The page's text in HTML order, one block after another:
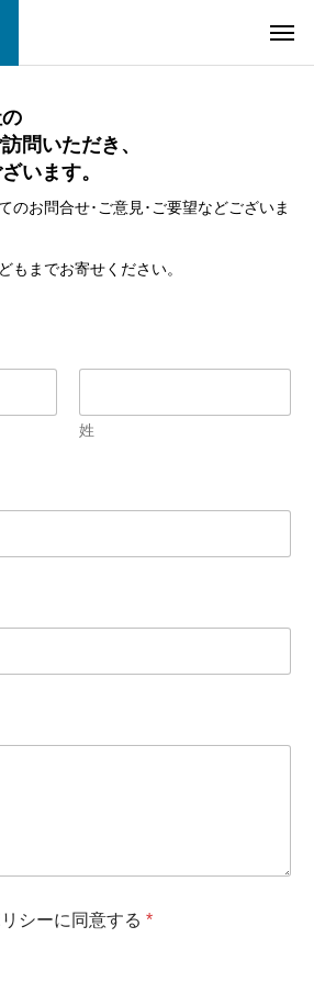
問いただき、
います。
のお問合せ･ご意見･ご要望などございま
もまでお寄せください。
姓
シーに同意する *